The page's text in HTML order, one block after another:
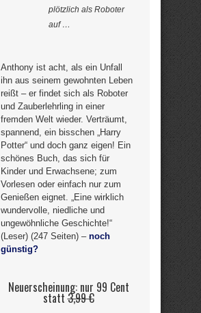
plötzlich als Roboter
auf …
Anthony ist acht, als ein Unfall
ihn aus seinem gewohnten Leben
reißt – er findet sich als Roboter
und Zauberlehrling in einer
fremden Welt wieder. Verträumt,
spannend, ein bisschen „Harry
Potter“ und doch ganz eigen! Ein
schönes Buch, das sich für
Kinder und Erwachsene; zum
Vorlesen oder einfach nur zum
Genießen eignet. „Eine wirklich
wundervolle, niedliche und
ungewöhnliche Geschichte!“
(Leser) (247 Seiten) – noch
günstig?
Neuerscheinung: nur 99 Cent
statt3,99 €